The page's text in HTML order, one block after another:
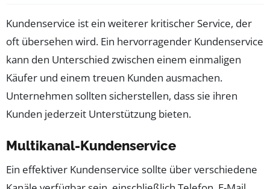
Kundenservice ist ein weiterer kritischer Service, der
oft übersehen wird. Ein hervorragender Kundenservice
kann den Unterschied zwischen einem einmaligen
Käufer und einem treuen Kunden ausmachen.
Unternehmen sollten sicherstellen, dass sie ihren
Kunden jederzeit Unterstützung bieten.
Multikanal-Kundenservice
Ein effektiver Kundenservice sollte über verschiedene